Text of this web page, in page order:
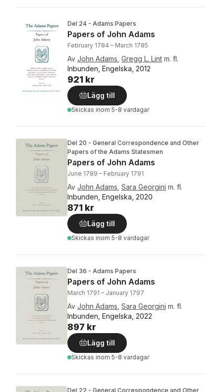
Del 24 - Adams Papers
Papers of John Adams
February 1784 – March 1785
Av John Adams Gregg L. Lint m. fl.
Inbunden, Engelska, 2012
921 kr
Lägg till
Skickas inom 5-8 vardagar
Del 20 - General Correspondence and Other
Papers of the Adams Statesmen
Papers of John Adams
June 1789 – February 1791
Av John Adams Sara Georgini m. fl.
Inbunden, Engelska, 2020
871 kr
Lägg till
Skickas inom 5-8 vardagar
Del 36 - Adams Papers
Papers of John Adams
March 1791 – January 1797
Av John Adams Sara Georgini m. fl.
Inbunden, Engelska, 2022
897 kr
Lägg till
Skickas inom 5-8 vardagar
Del 22 - General Correspondence and Other